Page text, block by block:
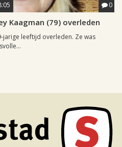
0
Kaagman (79) overleden
jarige leeftijd overleden. Ze was